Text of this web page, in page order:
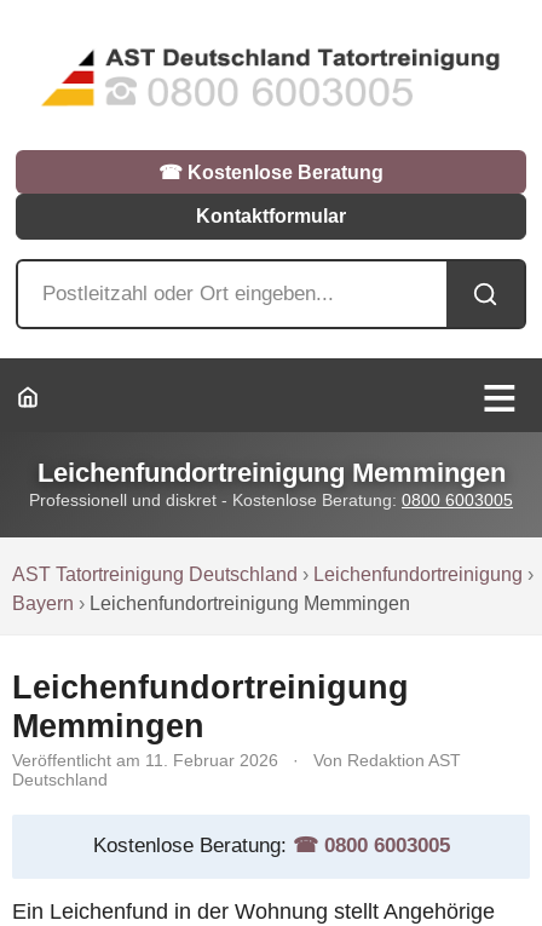
☎︎ Kostenlose Beratung
Kontaktformular
Leichenfundortreinigung Memmingen
Professionell und diskret - Kostenlose Beratung: 0800 6003005
AST Tatortreinigung Deutschland › Leichenfundortreinigung ›
Bayern › Leichenfundortreinigung Memmingen
Leichenfundortreinigung
Memmingen
Veröffentlicht am 11. Februar 2026 ·
Von Redaktion AST
Deutschland
Kostenlose Beratung: ☎︎ 0800 6003005
Ein Leichenfund in der Wohnung stellt Angehörige